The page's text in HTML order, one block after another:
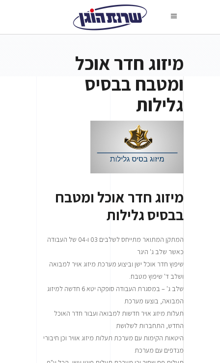
מיזוג חדר אוכל
ומטבח בבסיס
גלילות
מיזוג חדר אוכל ומטבח
בבסיס גלילות
המתקן המתואר מתייחס לשלבים 03 ו-04 של העבודה
כאשר שלב ג' היגר
שיפוץ חדר אוכל ישן וביצוע מערכת מיזוג אויר למבואה
ושלב ד' שיפוץ מטבח.
שלב ג' – במסגרת העבודה סופקה יטא 6 חדשה למיזוג
המבואה, בוצעו מערכת
תעלות מיזוג אויר חדשות למבואה ועבור חדר האוכל
החדש, התחברות לשלושת
היטאות הקימות עם מערכת תעלות מיזוג אוויר וכן חיבורי
מנדפים עם מערכת